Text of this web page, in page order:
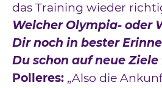
das Training wieder
Welcher Olympia- oder
Dir noch in bester
Du schon auf neue
Polleres: „Also die